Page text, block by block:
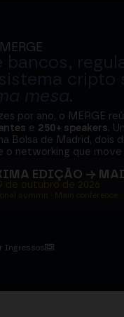
bancos,
cripto
mesa.
por ano, o MERGE
e 250+ speakers.
Bolsa de Madrid, dois
o networking que move
EDIÇÃO →
de outubro de 2026
summit · Main conference
Ingressos